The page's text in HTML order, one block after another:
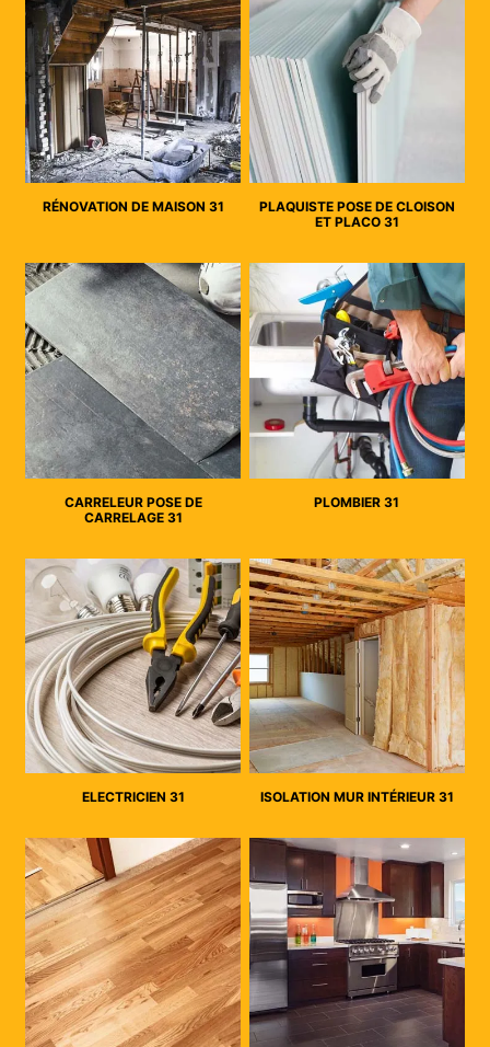
RÉNOVATION DE MAISON 31
PLAQUISTE POSE DE CLOISON
ET PLACO 31
CARRELEUR POSE DE
CARRELAGE 31
PLOMBIER 31
ELECTRICIEN 31 ISOLATION MUR INTÉRIEUR 31